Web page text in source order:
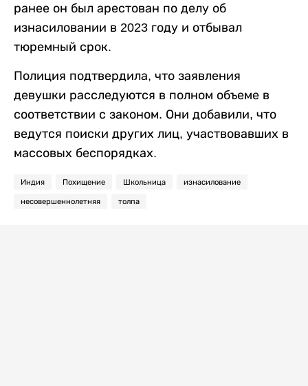
ранее он был арестован по делу об
изнасиловании в 2023 году и отбывал
тюремный срок.
Полиция подтвердила, что заявления
девушки расследуются в полном объеме в
соответствии с законом. Они добавили, что
ведутся поиски других лиц, участвовавших в
массовых беспорядках.
Индия Похищение Школьница изнасилование
несовершеннолетняя толпа